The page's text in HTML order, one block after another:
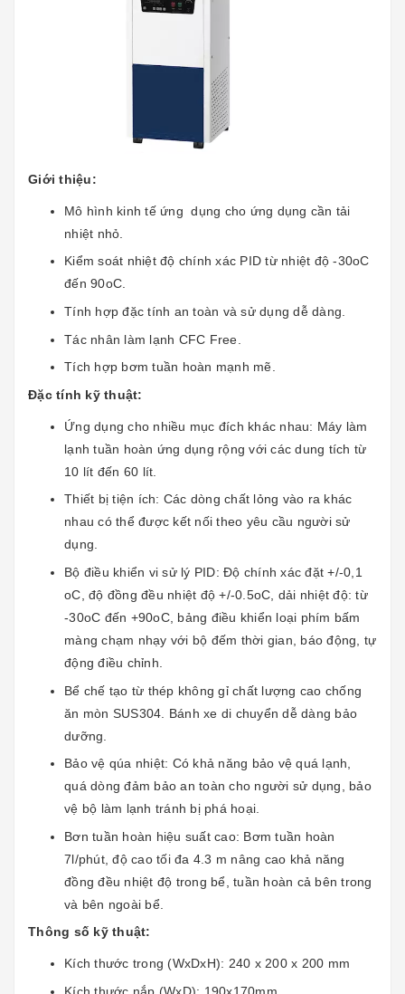
Giới thiệu:
Mô hình kinh tế ứng dụng cho ứng dụng cần tải
nhiệt nhỏ.
Kiểm soát nhiệt độ chính xác PID từ nhiệt độ -30oC
đến 90oC.
Tính hợp đặc tính an toàn và sử dụng dễ dàng.
Tác nhân làm lạnh CFC Free.
Tích hợp bơm tuần hoàn mạnh mẽ.
Đặc tính kỹ thuật:
Ứng dụng cho nhiều mục đích khác nhau: Máy làm
lạnh tuần hoàn ứng dụng rộng với các dung tích từ
10 lít đến 60 lít.
Thiết bị tiện ích: Các dòng chất lỏng vào ra khác
nhau có thể được kết nối theo yêu cầu người sử
dụng.
Bộ điều khiển vi sử lý PID: Độ chính xác đặt +/-0,1
oC, độ đồng đều nhiệt độ +/-0.5oC, dải nhiệt độ: từ
-30oC đến +90oC, bảng điều khiển loại phím bấm
màng chạm nhạy với bộ đếm thời gian, báo động, tự
động điều chỉnh.
Bể chế tạo từ thép không gỉ chất lượng cao chống
ăn mòn SUS304. Bánh xe di chuyển dễ dàng bảo
dưỡng.
Bảo vệ qúa nhiệt: Có khả năng bảo vệ quá lạnh,
quá dòng đảm bảo an toàn cho người sử dụng, bảo
vệ bộ làm lạnh tránh bị phá hoại.
Bơn tuần hoàn hiệu suất cao: Bơm tuần hoàn
7l/phút, độ cao tối đa 4.3 m nâng cao khả năng
đồng đều nhiệt độ trong bể, tuần hoàn cả bên trong
và bên ngoài bể.
Thông số kỹ thuật:
Kích thước trong (WxDxH): 240 x 200 x 200 mm